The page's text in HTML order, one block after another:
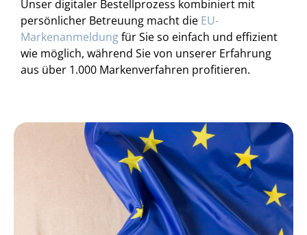
Unser digitaler Bestellprozess kombiniert mit
persönlicher Betreuung macht die EU-
Markenanmeldungfür Sie so einfach und effizient
wie möglich, während Sie von unserer Erfahrung
aus über 1.000 Markenverfahren profitieren.